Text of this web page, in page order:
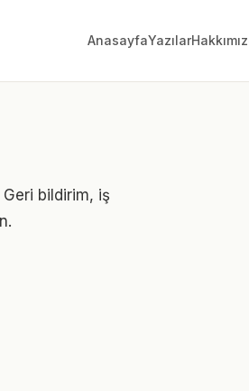
AnasayfaYazılar
bildirim, iş